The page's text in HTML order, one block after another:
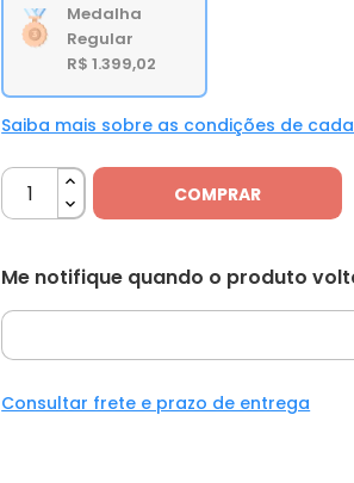
Medalha
Regular
R$ 1.399,02
Saiba mais sobre as condições de
COMPRAR
Me notifique quando o produto
Consultar frete e prazo de entrega